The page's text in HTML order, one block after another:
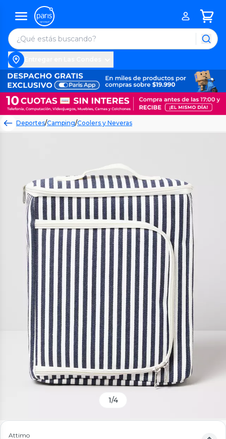
Deportes/Camping/Coolers y Neveras
1/4
Attimo